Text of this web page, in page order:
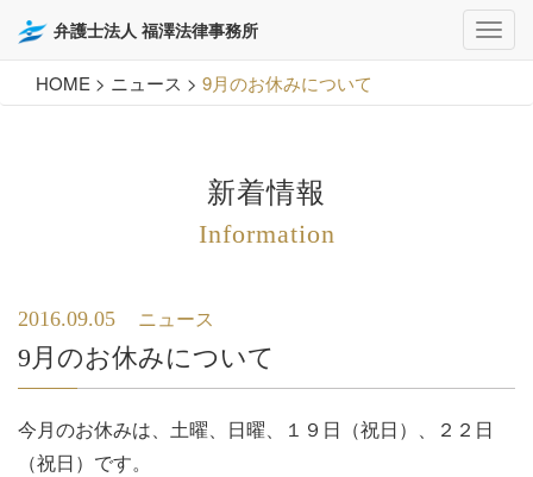
弁護士法人 福澤法律事務所
HOME > ニュース > 9月のお休みについて
新着情報
Information
2016.09.05 ニュース
9月のお休みについて
今月のお休みは、土曜、日曜、１９日（祝日）、２２日
（祝日）です。